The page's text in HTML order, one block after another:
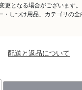
更となる場合がございます。
・しつけ用品」カテゴリの
配送と返品について